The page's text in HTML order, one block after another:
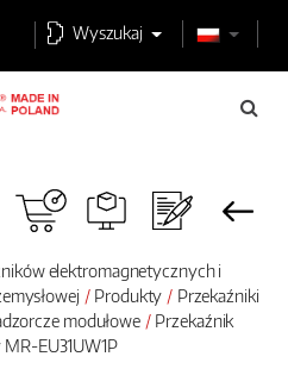
Wyszukaj
elektromagnetycznych i
Produkty
Przekaźniki
modułowe
Przekaźnik
EU31UW1P